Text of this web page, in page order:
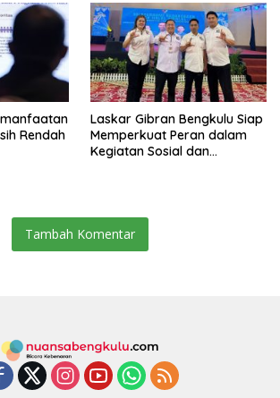
Rendah
Laskar Gibran Bengkulu Siap
Memperkuat Peran dalam
Kegiatan Sosial dan
Tambah Komentar